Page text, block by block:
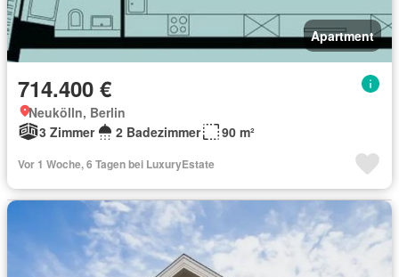
Apartment
714.400 €
Neukölln, Berlin
3 Zimmer
2 Badezimmer 90 m²
Vor 1 Woche, 6 Tagen bei LuxuryEstate